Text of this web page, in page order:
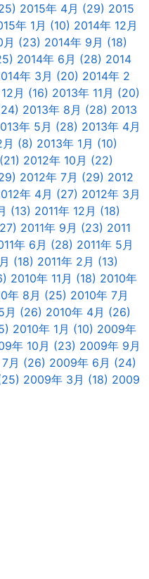
2015年 4月 (29) 2015
年 1月 (10) 2014年 12月
月 (23) 2014年 9月 (18)
2014年 6月 (28) 2014
年 3月 (20) 2014年 2
月 (16) 2013年 11月 (20)
2013年 8月 (28) 2013
年 5月 (28) 2013年 4月
(8) 2013年 1月 (10)
2012年 10月 (22)
2012年 7月 (29) 2012
年 4月 (27) 2012年 3月
(13) 2011年 12月 (18)
2011年 9月 (23) 2011
年 6月 (28) 2011年 5月
(18) 2011年 2月 (13)
2010年 11月 (18) 2010年
年 8月 (25) 2010年 7月
月 (26) 2010年 4月 (26)
2010年 1月 (10) 2009年
年 10月 (23) 2009年 9月
月 (26) 2009年 6月 (24)
2009年 3月 (18) 2009